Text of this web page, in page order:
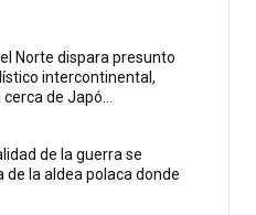
Norte dispara presunto
intercontinental,
de Japó...
de la guerra se
de la aldea polaca donde